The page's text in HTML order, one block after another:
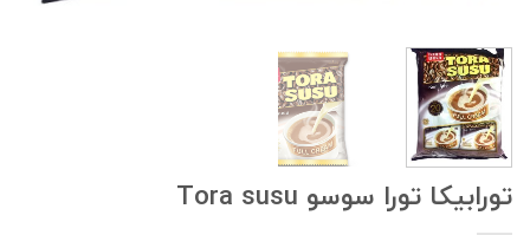
تورابیکا تورا سوسو Tora susu